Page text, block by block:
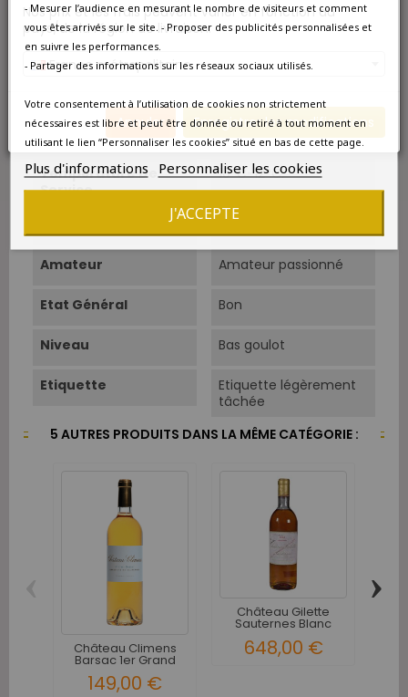
Nos prix et les frais peuvent varier en fonction du
pays/de la région de livraison.
France métropolitaine
Annuler Enregistrer les modifications
Appellation Sauternes
Couleur
Cépage Dominant Sémillon
Température De
Service
10°C-12°C.
Aujourd'hui
Amateur Amateur passionné
Etat Général Bon
Niveau Bas goulot
Etiquette
Etiquette légèrement
tâchée
5 AUTRES PRODUITS DANS LA MÊME CATÉGORIE :
Château Climens
Barsac 1er Grand
149,00 €
Château Gilette
Sauternes Blanc
648,00 €
›
- Mesurer l’audience en mesurant le nombre de visiteurs et comment
vous êtes arrivés sur le site. - Proposer des publicités personnalisées et
en suivre les performances.
- Partager des informations sur les réseaux sociaux utilisés.
Votre consentement à l’utilisation de cookies non strictement
nécessaires est libre et peut être donnée ou retiré à tout moment en
utilisant le lien “Personnaliser les cookies” situé en bas de cette page.
Plus d'informations Personnaliser les cookies
J'ACCEPTE